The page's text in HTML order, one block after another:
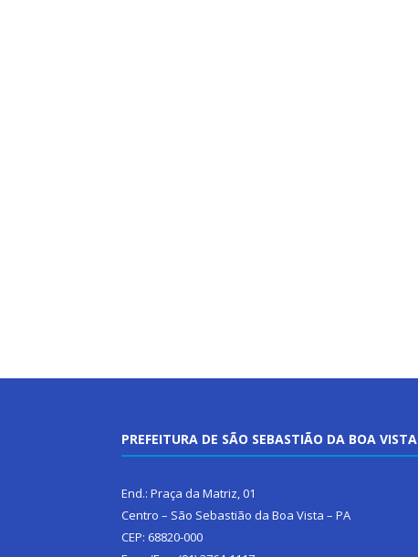
PREFEITURA DE SÃO SEBASTIÃO DA BOA VISTA
End.: Praça da Matriz, 01
Centro – São Sebastião da Boa Vista – PA
CEP: 68820-000